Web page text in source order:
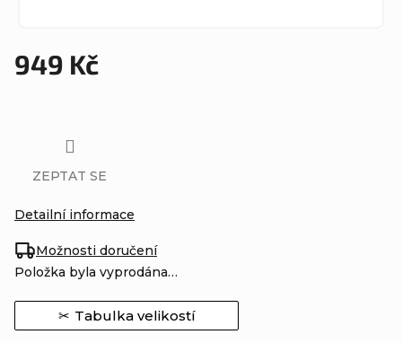
949 Kč
Možnosti doručení
Položka byla vyprodána…
Tabulka velikostí
Detailní informace
ZEPTAT SE